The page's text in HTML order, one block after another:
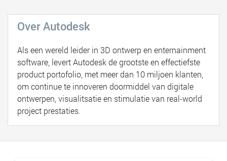
Over Autodesk
Als een wereld leider in 3D ontwerp en enternainment
software, levert Autodesk de grootste en effectiefste
product portofolio, met meer dan 10 miljoen klanten,
om continue te innoveren doormiddel van digitale
ontwerpen, visualitsatie en stimulatie van real-world
project prestaties.